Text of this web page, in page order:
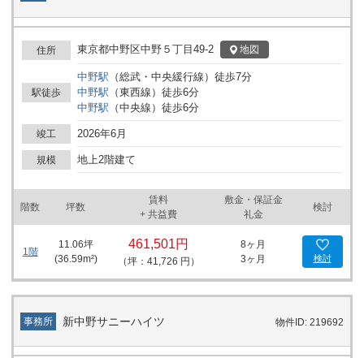
住所 東京都中野区中野５丁目49-2 地図
駅徒歩
中野駅 （総武・中央緩行線 ） 徒歩7分
中野駅 （東西線 ） 徒歩6分
中野駅 （中央線 ） 徒歩6分
竣工 2026年6月
規模 地上2階建て
階数 坪数
賃料
+ 共益費
敷金・保証金
礼金
検討
1階
11.06坪
(36.59m²)
461,501円
（坪：41,726 円）
8ヶ月
3ヶ月
検討
事務所 新中野サニーハイツ 物件ID: 219692